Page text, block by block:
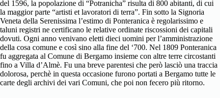
del 1596, la popolazione di “Potranicha” risulta di 800 abitanti, di cui
la maggior parte “artisti et lavoratori di terra”. Fin sotto la Signoria
Veneta della Serenissima l’estimo di Ponteranica è regolarissimo e
taluni registri ne certificano le relative ordinate riscossioni dei capitali
dovuti. Ogni anno venivano eletti dieci uomini per l’amministrazione
della cosa comune e così sino alla fine del ‘700. Nel 1809 Ponteranica
fu aggregata al Comune di Bergamo insieme con altre terre circostanti
fino a Villa d’Almè. Fu una breve parentesi che però lasciò una traccia
dolorosa, perchè in questa occasione furono portati a Bergamo tutte le
carte degli archivi dei vari Comuni, che poi non fecero più ritorno.